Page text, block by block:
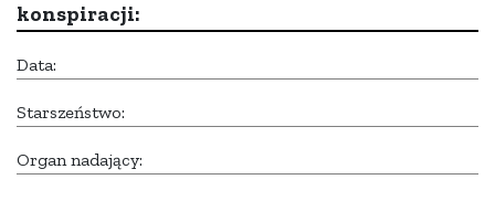
konspiracji:
Data:
Starszeństwo:
Organ nadający: